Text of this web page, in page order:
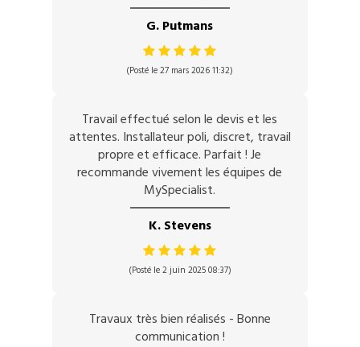
G. Putmans
(Posté le 27 mars 2026 11:32)
Travail effectué selon le devis et les
attentes. Installateur poli, discret, travail
propre et efficace. Parfait ! Je
recommande vivement les équipes de
MySpecialist.
K. Stevens
(Posté le 2 juin 2025 08:37)
Travaux très bien réalisés - Bonne
communication !